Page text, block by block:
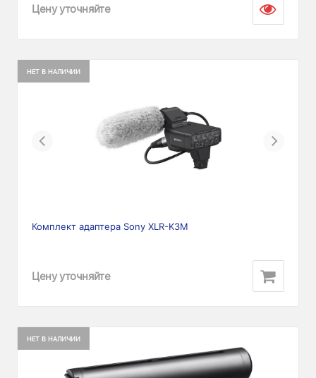
Цену уточняйте
НЕТ В НАЛИЧИИ
Previous Next
Комплект адаптера Sony XLR-K3M
Цену уточняйте
НЕТ В НАЛИЧИИ